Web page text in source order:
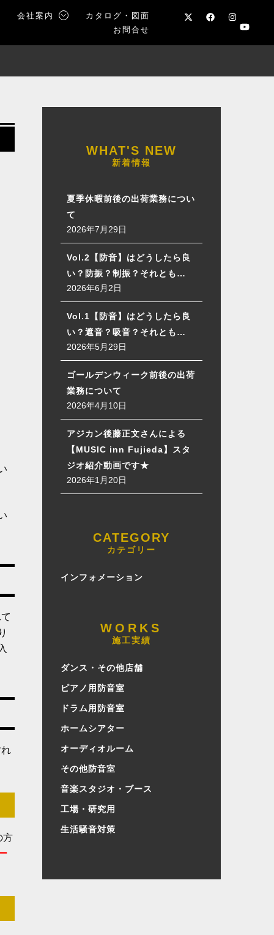
会社案内
カタログ・図面
お問合せ
方
新着情報
夏季休暇前後の出荷業務につい
て
2026年7月29日
Vol.2【防音】はどうしたら良
い？防振？制振？それとも…
2026年6月2日
Vol.1【防音】はどうしたら良
い？遮音？吸音？それとも…
2026年5月29日
ゴールデンウィーク前後の出荷
業務について
2026年4月10日
アジカン後藤正文さんによる
【MUSIC inn Fujieda】スタ
ジオ紹介動画です★
2026年1月20日
カテゴリー
インフォメーション
施工実績
ダンス・その他店舗
ピアノ用防音室
ドラム用防音室
ホームシアター
オーディオルーム
その他防音室
音楽スタジオ・ブース
工場・研究用
生活騒音対策